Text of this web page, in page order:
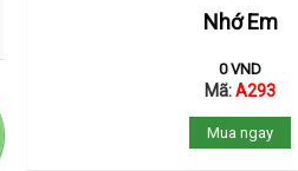
Nhớ Em
0VND
Mã:A293
Mua ngay